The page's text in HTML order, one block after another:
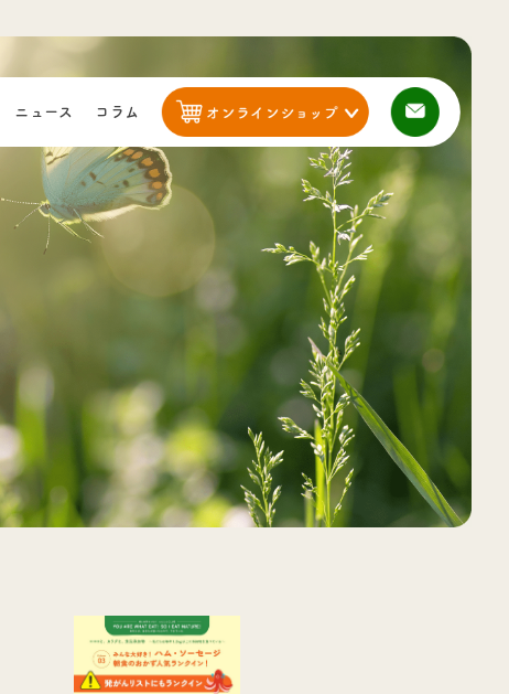
ニュース コラム